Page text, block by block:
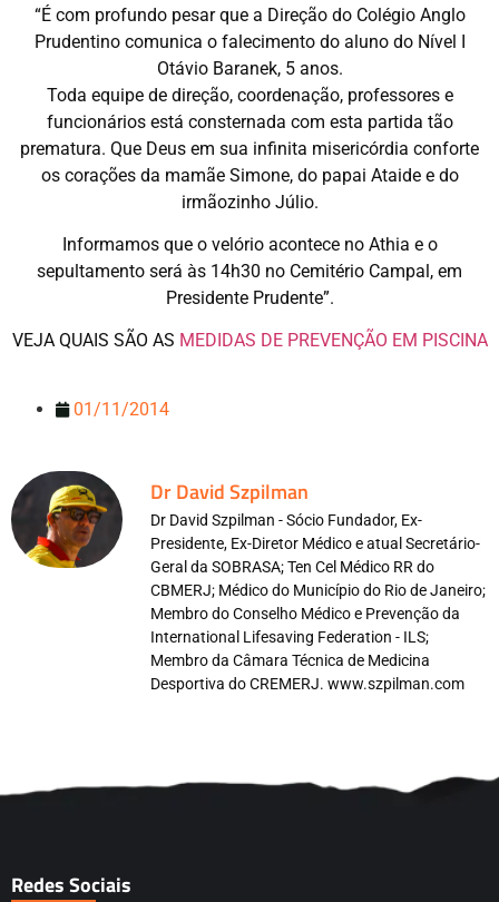
“É com profundo pesar que a Direção do Colégio Anglo
Prudentino comunica o falecimento do aluno do Nível I
Otávio Baranek, 5 anos.
Toda equipe de direção, coordenação, professores e
funcionários está consternada com esta partida tão
prematura. Que Deus em sua infinita misericórdia conforte
os corações da mamãe Simone, do papai Ataide e do
irmãozinho Júlio.
Informamos que o velório acontece no Athia e o
sepultamento será às 14h30 no Cemitério Campal, em
Presidente Prudente”.
VEJA QUAIS SÃO AS MEDIDAS DE PREVENÇÃO EM PISCINA
01/11/2014
Dr David Szpilman
Dr David Szpilman - Sócio Fundador, Ex-
Presidente, Ex-Diretor Médico e atual Secretário-
Geral da SOBRASA; Ten Cel Médico RR do
CBMERJ; Médico do Município do Rio de Janeiro;
Membro do Conselho Médico e Prevenção da
International Lifesaving Federation - ILS;
Membro da Câmara Técnica de Medicina
Desportiva do CREMERJ. www.szpilman.com
Redes Sociais